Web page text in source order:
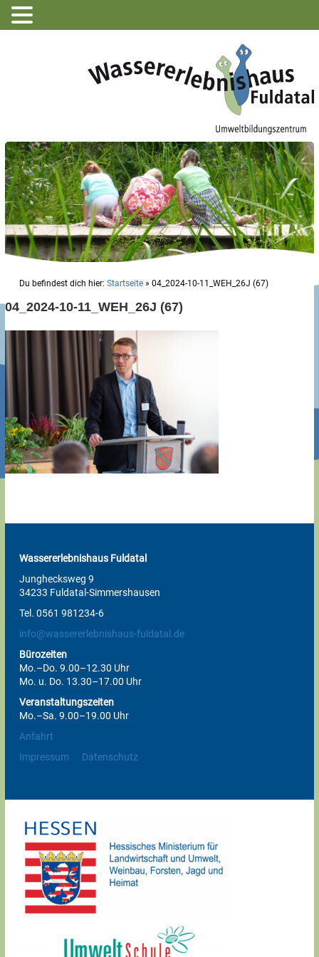
Du befindest dich hier: Startseite » 04_2024-10-11_WEH_26J (67)
04_2024-10-11_WEH_26J (67)
Wassererlebnishaus Fuldatal
Junghecksweg 9
34233 Fuldatal-Simmershausen
Tel. 0561 981234-6
info@wassererlebnishaus-fuldatal.de
Bürozeiten
Mo.–Do. 9.00–12.30 Uhr
Mo. u. Do. 13.30–17.00 Uhr
Veranstaltungszeiten
Mo.–Sa. 9.00–19.00 Uhr
Anfahrt
Impressum
Datenschutz